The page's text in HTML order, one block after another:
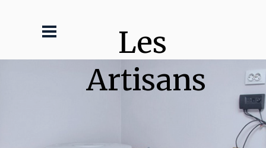
Les
Artisans